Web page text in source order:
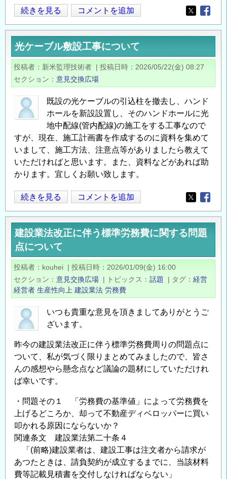
方
法
に
つ
い
て
の
CBR
試
験
結
果
基
づ
く
法
舗
装
構
計
算
ツ
ー
ル
（ブ
ラ
ウ
版）
の
続きを見る コメントを追加
Opens in
光ケーブル敷設工事について
投稿者 新米監理技術者 | 投稿日時
2026/05/22(金) 08:27
セクション
意見交換広場
既設の光ケーブルの引込柱を撤去し、ハンド
ホールを新設設置し、そのハンドホールに光
地中配線(管内配線)の施工をする工事なので
すが、現在、施工計画書を作成するのに資料を集めて
いまして、施工方法、注意点等がありましたら教えて
いただければと思います。また、資料などがあれば助
かります。宜しくお願い致します。
光
ケ
ー
ブ
ル
敷
設
工
事
に
つ
て
の
続きを見る コメントを追加
Opens in
建設業法改正に伴う標準労務費に関する問題
点について
投稿者 kouhei | 投稿日時
2026/01/09(金) 16:00
セクション
意見交換広場 | トピックス 話題 | タグ
経営
経営者 生産性向上 建設業法 労務費
いつも貴重な意見を頂きましてありがとうご
ざいます。
昨今の建設業法改正に伴う標準労務費周りの問題点に
ついて、私が気づく限りまとめてみましたので、皆さ
んの感想やら懸念点など議論の題材にしていただけれ
ば幸いです。
・問題その１ 「労務費の基準値」によって労務費を
上げるどころか、却って不動産ディベロッパーに買い
叩かれる原因にならないか？
関連条文 建設業法第二十条４
「(前略)建設業者は、建設工事は注文者から請求が
あつたときは、請負契約が成立するまでに、当該材料
費等記載見積書を交付しなければならない」